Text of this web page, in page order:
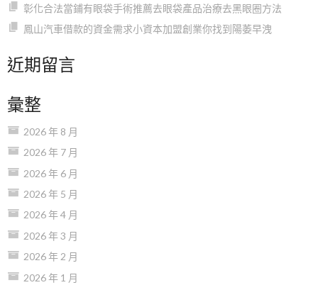
彰化合法當鋪有眼袋手術推薦去眼袋產品治療去黑眼圈方法
鳳山汽車借款的資金需求小資本加盟創業你找到陽萎早洩
近期留言
彙整
2026 年 8 月
2026 年 7 月
2026 年 6 月
2026 年 5 月
2026 年 4 月
2026 年 3 月
2026 年 2 月
2026 年 1 月